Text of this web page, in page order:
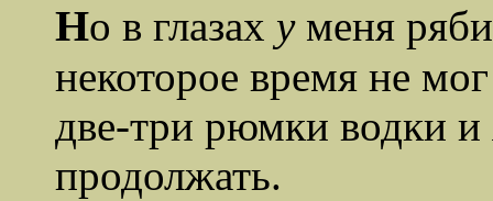
Но в глазах уменя
некоторое время не
две-три рюмки водки
продолжать.